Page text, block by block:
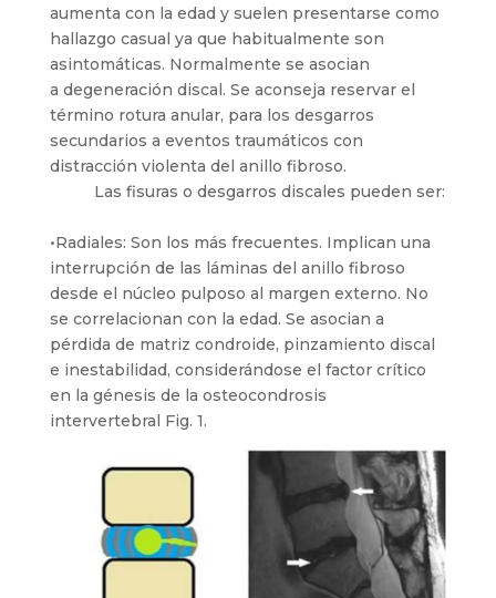
aumenta con la edad y suelen presentarse como
hallazgo casual ya que habitualmente son
asintomáticas. Normalmente se asocian
a degeneración discal. Se aconseja reservar el
término rotura anular, para los desgarros
secundarios a eventos traumáticos con
distracción violenta del anillo fibroso.
Las fisuras o desgarros discales pueden ser:
•Radiales: Son los más frecuentes. Implican una
interrupción de las láminas del anillo fibroso
desde el núcleo pulposo al margen externo. No
se correlacionan con la edad. Se asocian a
pérdida de matriz condroide, pinzamiento discal
e inestabilidad, considerándose el factor crítico
en la génesis de la osteocondrosis
intervertebral Fig. 1.